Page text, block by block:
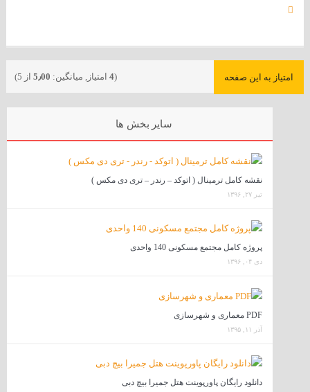
امتیاز به این صفحه (
4 امتیاز, میانگین: 5٫00 از 5)
سایر بخش ها
نقشه کامل ترمینال ( اتوکد – رندر – تری دی مکس )
تیر ۲۷, ۱۳۹۶
پروژه کامل مجتمع مسکونی 140 واحدی
دی ۰۴, ۱۳۹۶
PDF معماری و شهرسازی
آذر ۱۱, ۱۳۹۵
دانلود رایگان پاورپوینت هتل جمیرا بیچ دبی